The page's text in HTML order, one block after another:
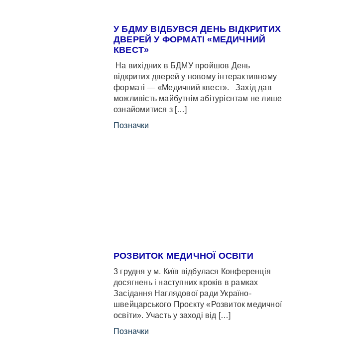
У БДМУ ВІДБУВСЯ ДЕНЬ ВІДКРИТИХ
ДВЕРЕЙ У ФОРМАТІ «МЕДИЧНИЙ
КВЕСТ»
На вихідних в БДМУ пройшов День
відкритих дверей у новому інтерактивному
форматі — «Медичний квест». Захід дав
можливість майбутнім абітурієнтам не лише
ознайомитися з […]
Позначки
РОЗВИТОК МЕДИЧНОЇ ОСВІТИ
3 грудня у м. Київ відбулася Конференція
досягнень і наступних кроків в рамках
Засідання Наглядової ради Україно-
швейцарського Проєкту «Розвиток медичної
освіти». Участь у заході від […]
Позначки